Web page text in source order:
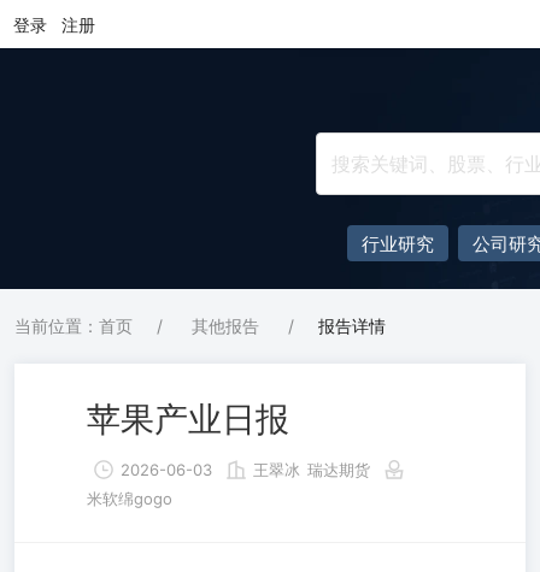
登录 注册
行业研究 公司研
当前位置：首页 / 其他报告 / 报告详情
苹果产业日报
2026-06-03 王翠冰 瑞达期货
米软绵gogo